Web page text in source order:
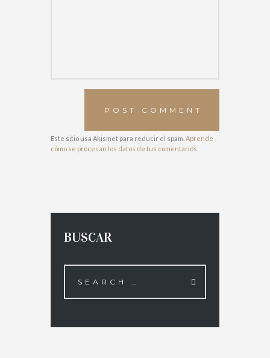
Este sitio usa Akismet para reducir el spam. Aprende
cómo se procesan los datos de tus comentarios
BUSCAR